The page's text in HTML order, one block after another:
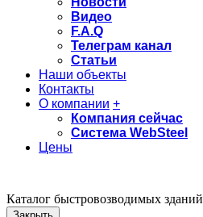
Видео
F.A.Q
Телеграм канал
Статьи
Наши объекты
Контакты
О компании +
Компания сейчас
Система WebSteel
Цены
Каталог быстровозводимых зданий